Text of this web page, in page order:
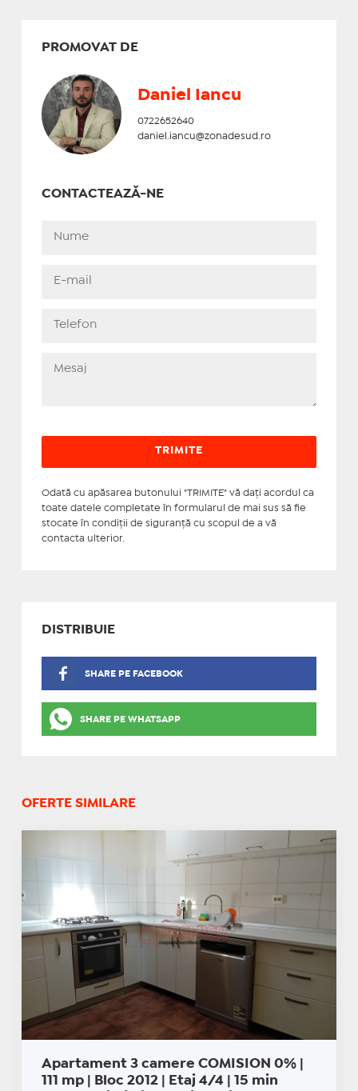
PROMOVAT DE
Daniel Iancu
0722652640
daniel.iancu@zonadesud.ro
CONTACTEAZĂ-NE
Odată cu apăsarea butonului "TRIMITE" vă daţi acordul ca
toate datele completate în formularul de mai sus să fie
stocate în condiţii de siguranţă cu scopul de a vă
contacta ulterior.
DISTRIBUIE
SHARE PE FACEBOOK
SHARE PE WHATSAPP
OFERTE SIMILARE
Apartament 3 camere COMISION 0% |
111 mp | Bloc 2012 | Etaj 4/4 | 15 min